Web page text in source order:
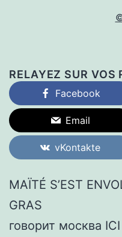
RELAYEZ SUR VOS
Facebook
Email
vKontakte
MAÏTÉ S’EST
GRAS
говорит москва